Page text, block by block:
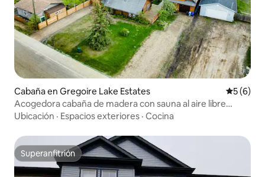
Cabaña en Gregoire Lake Estates
5 (6)
Acogedora cabaña de madera con sauna al aire libre
ubicada en GLE.
Ubicación · Espacios exteriores · Cocina
Superanfitrión
Superanfitrión